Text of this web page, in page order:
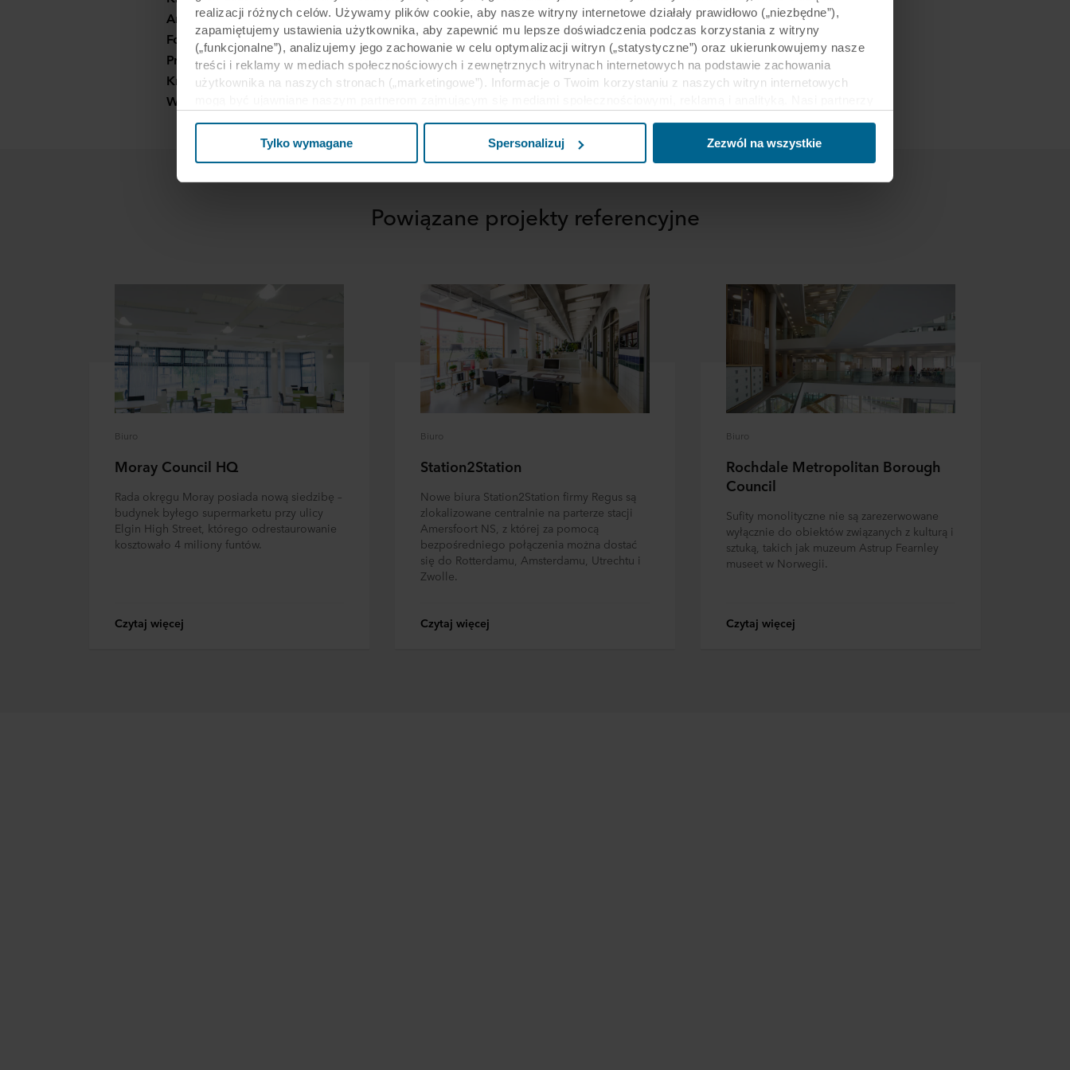
realizacji różnych celów. Używamy plików cookie, aby nasze witryny internetowe działały prawidłowo („niezbędne”),
zapamiętujemy ustawienia użytkownika, aby zapewnić mu lepsze doświadczenia podczas korzystania z witryny
(„funkcjonalne”), analizujemy jego zachowanie w celu optymalizacji witryn („statystyczne”) oraz ukierunkowujemy nasze
treści i reklamy w mediach społecznościowych i zewnętrznych witrynach internetowych na podstawie zachowania
użytkownika na naszych stronach („marketingowe”). Informacje o Twoim korzystaniu z naszych witryn internetowych
ramach korzystania z ich usług. Partner może mieć siedzibę w niezabezpieczonych krajach trzecich, między innymi w
Stanach Zjednoczonych, a akceptując pliki cookie przyjmujesz do wiadomości takie przesyłanie danych oraz fakt, że
kto ustanawia poszczególne pliki cookie, linki do polityki prywatności naszych potencjalnych partnerów oraz czas
W dowolnej chwili możesz wycofać swoją zgodę w deklaracji dotyczącej plików cookie w naszej witrynie. Więcej
informacji na temat korzystania przez nas z plików cookie można znaleźć w rozdziale „Informacje”, zaś na temat
przetwarzania przez nas danych osobowych wPolityce prywatności, gdzie określono między innymi, która konkretnie
spółka ROCKWOOL jest administratorem Twoim danych osobowych.
Tylko wymagane Spersonalizuj Zezwól na wszystkie
Architekt:
Arcasa arkitekter
Fotograf:
Erik Burås
Produkty:
Rockfon Blanka® dB 43
Krawędzie:A24
Wymiary:
Powiązane projekty referencyjne
Biuro
Moray Council HQ
Rada okręgu Moray posiada nową siedzibę –
budynek byłego supermarketu przy ulicy
Elgin High Street, którego odrestaurowanie
kosztowało 4 miliony funtów.
Czytaj więcej
Biuro
Station2Station
Nowe biura Station2Station firmy Regus są
zlokalizowane centralnie na parterze stacji
Amersfoort NS, z której za pomocą
bezpośredniego połączenia można dostać
się do Rotterdamu, Amsterdamu, Utrechtu i
Zwolle.
Czytaj więcej
Biuro
Rochdale Metropolitan Borough
Council
Sufity monolityczne nie są zarezerwowane
wyłącznie do obiektów związanych z kulturą i
sztuką, takich jak muzeum Astrup Fearnley
museet w Norwegii.
Czytaj więcej